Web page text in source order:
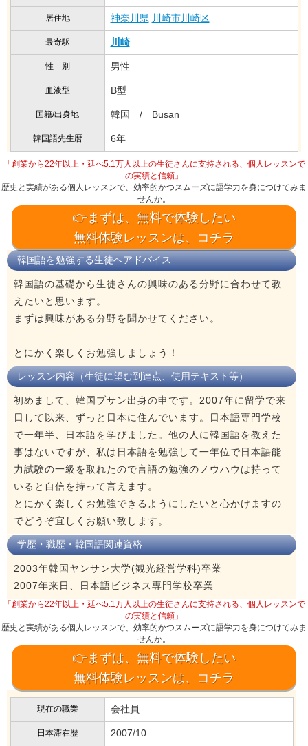
居住地 神奈川県 川崎市川崎区
最寄駅 川崎
性 別 男性
血液型 B型
国籍/出身地 韓国 / Busan
韓国語先生暦 6年
「創業から22年以上・延べ5.1万人以上の生徒さんに支持される、個人レッスンで
の実績と信頼」
歴史と実績がある個人レッスンで、効率的かつスムーズに語学力を身につけてみま
せんか。
👉まずは、無料で体験したい
無料体験レッスンは、コチラ
韓国語を勉強する生徒へアドバイス
韓国語の基礎から生徒さんの興味のある分野に合わせて教
えたいと思います。
まずは興味がある分野を聞かせてください。
とにかく楽しくお勉強しましょう！
レッスン内容（生徒に望む到達点、使用テキスト等）
初めまして、韓国ブサン出身の申です。2007年に留学で来
日して以来、ずっと日本に住んでいます。日本語専門学校
で一年半、日本語を学びました。他の人に韓国語を教えた
事はないですが、私は日本語を勉強して一年位で日本語能
力試験の一級を取れたので言語の勉強のノウハウは持って
いると自信を持って言えます。
とにかく楽しくお勉強できるようにしたいと心かけますの
でどうぞ宜しくお願い致します。
学歴・職歴・韓国語関連資格
2003年韓国ヤンサン大学(観光経営学科)卒業
2007年来日、日本語ビジネス専門学校卒業
「創業から22年以上・延べ5.1万人以上の生徒さんに支持される、個人レッスンで
の実績と信頼」
歴史と実績がある個人レッスンで、効率的かつスムーズに語学力を身につけてみま
せんか。
👉まずは、無料で体験したい
無料体験レッスンは、コチラ
現在の職業 会社員
日本滞在歴 2007/10